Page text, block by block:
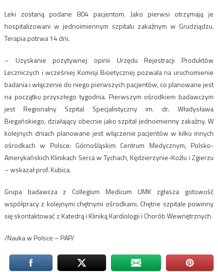
Leki zostaną podane 804 pacjentom. Jako pierwsi otrzymają je
hospitalizowani w jednoimiennym szpitalu zakaźnym w Grudziądzu.
Terapia potrwa 14 dni.
– Uzyskanie pozytywnej opinii Urzędu Rejestracji Produktów
Leczniczych i wcześniej Komisji Bioetycznej pozwala na uruchomienie
badania i włączenie do niego pierwszych pacjentów, co planowane jest
na początku przyszłego tygodnia. Pierwszym ośrodkiem badawczym
jest Regionalny Szpital Specjalistyczny im. dr. Władysława
Biegańskiego, działający obecnie jako szpital jednoimienny zakaźny. W
kolejnych dniach planowane jest włączenie pacjentów w kilku innych
ośrodkach w Polsce: Górnośląskim Centrum Medycznym, Polsko-
Amerykańskich Klinikach Serca w Tychach, Kędzierzynie-Koźlu i Zgierzu
– wskazał prof. Kubica.
Grupa badawcza z Collegium Medicum UMK zgłasza gotowość
współpracy z kolejnymi chętnymi ośrodkami. Chętne szpitale powinny
się skontaktować z Katedrą i Kliniką Kardiologii i Chorób Wewnętrznych.
/Nauka w Polsce – PAP/